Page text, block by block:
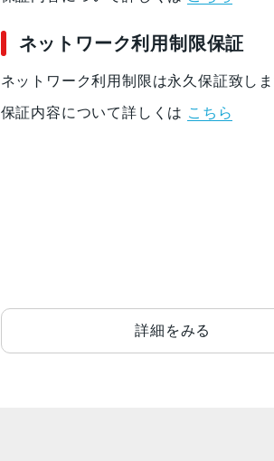
ネットワーク利用制限保証
ネットワーク利用制限は永久保証致しま
保証内容について詳しくは こちら
詳細をみる